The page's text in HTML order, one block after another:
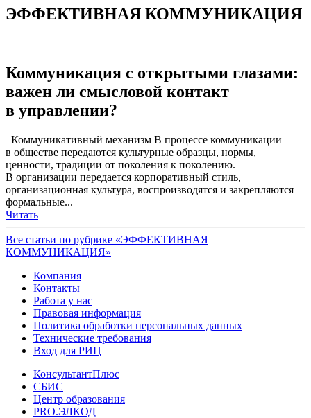
ЭФФЕКТИВНАЯ КОММУНИКАЦИЯ
Коммуникация с открытыми глазами:
важен ли смысловой контакт
в управлении?
Коммуникативный механизм В процессе коммуникации
в обществе передаются культурные образцы, нормы,
ценности, традиции от поколения к поколению.
В организации передается корпоративный стиль,
организационная культура, воспроизводятся и закрепляются
формальные...
Читать
Все статьи по рубрике «ЭФФЕКТИВНАЯ
КОММУНИКАЦИЯ»
Компания
Контакты
Работа у нас
Правовая информация
Политика обработки персональных данных
Технические требования
Вход для РИЦ
КонсультантПлюс
СБИС
Центр образования
PRO.ЭЛКОД